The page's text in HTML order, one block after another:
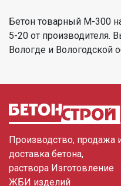
Бетон товарный М-300
5-20 от производителя.
Вологде и Вологодской
Производство, продажа
доставка бетона,
раствора Изготовление
ЖБИ изделий